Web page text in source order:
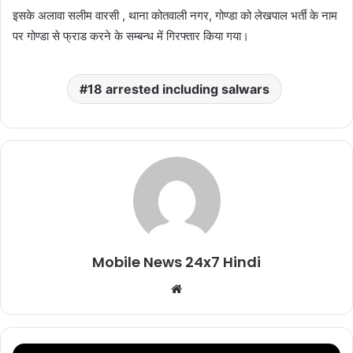
इसके अलावा सलीम वारसी , थाना कोतवाली नगर, गोण्डा को लेखपाल भर्ती के नाम
पर गोण्डा से फ्राड करने के सम्बन्ध में गिरफ्तार किया गया।
18 arrested including salwars
Mobile News 24x7 Hindi
Website